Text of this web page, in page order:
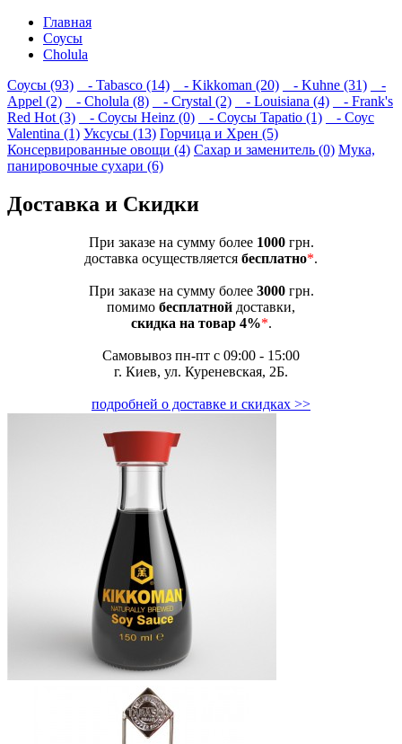
Главная
Соусы
Cholula
Соусы (93)
- Tabasco (14) - Kikkoman (20) - Kuhne (31)
-
Appel (2)
- Cholula (8) - Crystal (2) - Louisiana (4)
- Frank's
Red Hot (3)
- Соусы Heinz (0) - Соусы Tapatio (1)
- Соус
Valentina (1) Уксусы (13) Горчица и Хрен (5)
Консервированные овощи (4) Сахар и заменитель (0) Мука,
панировочные сухари (6)
Доставка и Скидки
При заказе на сумму более 1000грн.
доставка осуществляется бесплатно*.
При заказе на сумму более 3000грн.
помимо бесплатной доставки,
скидка на товар 4%*.
Самовывоз пн-пт с 09:00 - 15:00
г. Киев, ул. Куреневская, 2Б.
подробней о доставке и скидках >>